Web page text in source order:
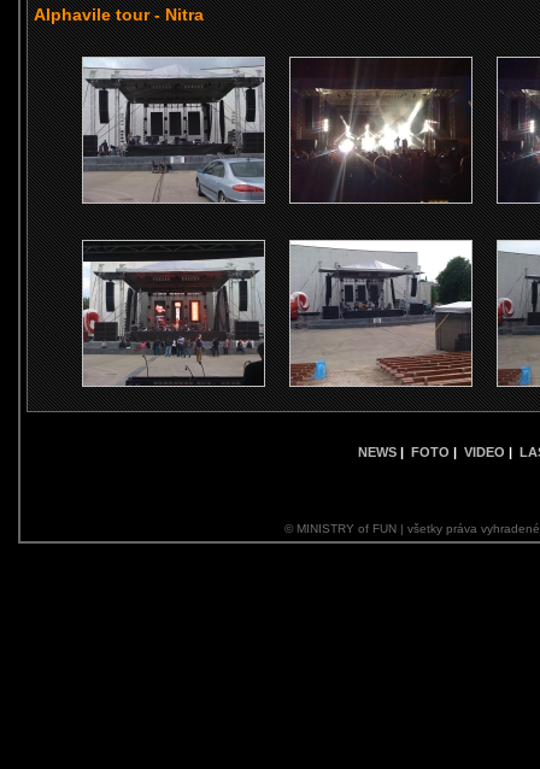
Alphavile tour - Nitra
NEWS | FOTO | VIDEO |
© MINISTRY of FUN | všetky práva